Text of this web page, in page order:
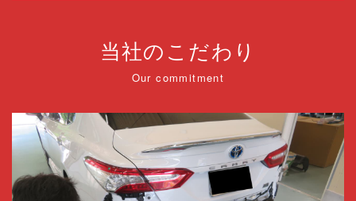
当社のこだわり
Our commitment